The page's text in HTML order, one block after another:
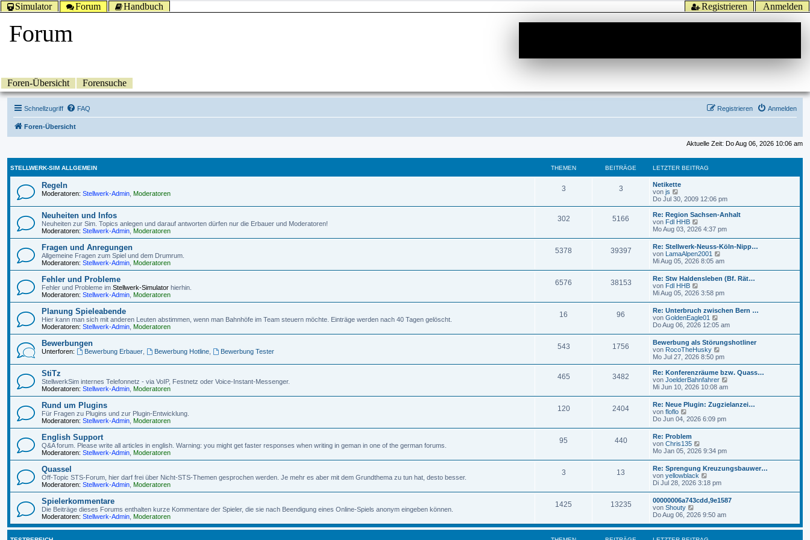
Anmelden
Registrieren
Simulator Forum Handbuch
Forum
Foren-Übersicht Forensuche
Schnellzugriff FAQ Anmelden
Registrieren
Foren-Übersicht
Aktuelle Zeit: Do Aug 06, 2026 10:06 am
STELLWERK-SIM ALLGEMEIN THEMEN BEITRÄGE LETZTER BEITRAG
Regeln
Moderatoren: Stellwerk-Admin Moderatoren
3 3
Netikette
von js
e
u
e
s
t
B
e
i
t
r
a
g
Do Jul 30, 2009 12:06 pm
Neuheiten und Infos
Neuheiten zur Sim. Topics anlegen und darauf antworten dürfen nur die Erbauer und Moderatoren!
Moderatoren: Stellwerk-Admin Moderatoren
302 5166
Re: Region Sachsen-Anhalt
von Fdl HHB
e
e
s
t
e
r
B
i
t
r
a
g
Mo Aug 03, 2026 4:37 pm
Fragen und Anregungen
Allgemeine Fragen zum Spiel und dem Drumrum.
Moderatoren: Stellwerk-Admin Moderatoren
5378 39397
Re: Stellwerk-Neuss-Köln-Nipp…
von LamaAlpen2001
e
s
e
r
B
i
t
r
a
g
Mi Aug 05, 2026 8:05 am
Fehler und Probleme
Fehler und Probleme im Stellwerk-Simulator hierhin.
Moderatoren: Stellwerk-Admin Moderatoren
6576 38153
Re: Stw Haldensleben (Bf. Rät…
von Fdl HHB
e
e
s
t
e
r
B
e
i
t
r
a
g
Mi Aug 05, 2026 3:58 pm
Planung Spieleabende
Hier kann man sich mit anderen Leuten abstimmen, wenn man Bahnhöfe im Team steuern möchte. Einträge werden nach 40 Tagen gelöscht.
Moderatoren: Stellwerk-Admin Moderatoren
16 96
Re: Unterbruch zwischen Bern …
von GoldenEagle01
e
s
t
e
B
e
i
t
r
g
Do Aug 06, 2026 12:05 am
Bewerbungen
Unterforen: Bewerbung Erbauer, Bewerbung Hotline, Bewerbung Tester
543 1756
Bewerbung als Störungshotliner
von RocoTheHusky
e
u
e
s
t
B
i
t
g
Mo Jul 27, 2026 8:50 pm
StiTz
StellwerkSim internes Telefonnetz - via VoIP, Festnetz oder Voice-Instant-Messenger.
Moderatoren: Stellwerk-Admin Moderatoren
465 3482
Re: Konferenzräume bzw. Quass…
von JoelderBahnfahrer
e
s
r
t
r
a
Mi Jun 10, 2026 10:08 am
Rund um Plugins
Für Fragen zu Plugins und zur Plugin-Entwicklung.
Moderatoren: Stellwerk-Admin Moderatoren
120 2404
Re: Neue Plugin: Zugzielanzei…
von floflo
e
s
t
e
r
B
e
i
t
r
a
g
Do Jun 04, 2026 6:09 pm
English Support
Q&A forum. Please write all articles in english. Warning: you might get faster responses when writing in geman in one of the german forums.
Moderatoren: Stellwerk-Admin Moderatoren
95 440
Re: Problem
von Chris135
e
e
s
t
e
r
B
i
t
r
a
Mo Jan 05, 2026 9:34 pm
Quassel
Off-Topic STS-Forum, hier darf frei über Nicht-STS-Themen gesprochen werden. Je mehr es aber mit dem Grundthema zu tun hat, desto besser.
Moderatoren: Stellwerk-Admin Moderatoren
3 13
Re: Sprengung Kreuzungsbauwer…
von yellowblack
e
e
s
t
e
r
Di Jul 28, 2026 3:18 pm
Spielerkommentare
Die Beiträge dieses Forums enthalten kurze Kommentare der Spieler, die sie nach Beendigung eines Online-Spiels anonym eingeben können.
Moderatoren: Stellwerk-Admin Moderatoren
1425 13235
00000006a743cdd,9e1587
von Shouty
e
e
Do Aug 06, 2026 9:50 am